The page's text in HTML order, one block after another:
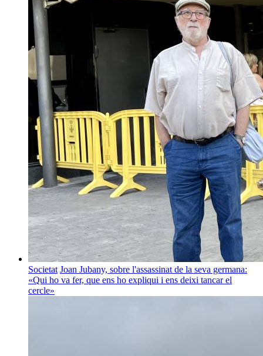
Societat Joan Jubany, sobre l'assassinat de la seva germana:
«Qui ho va fer, que ens ho expliqui i ens deixi tancar el
cercle»